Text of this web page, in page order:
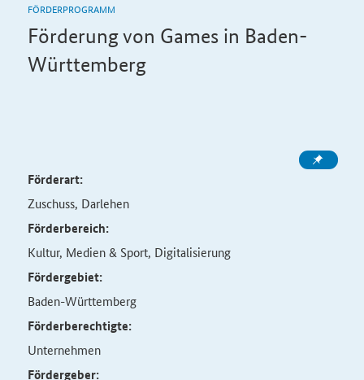
FÖRDERPROGRAMM
Förderung von Gamesin Baden-
Württemberg
Förderart:
Zuschuss, Darlehen
Förderbereich:
Kultur, Medien & Sport, Digitalisierung
Fördergebiet:
Baden-Württemberg
Förderberechtigte:
Unternehmen
Fördergeber: